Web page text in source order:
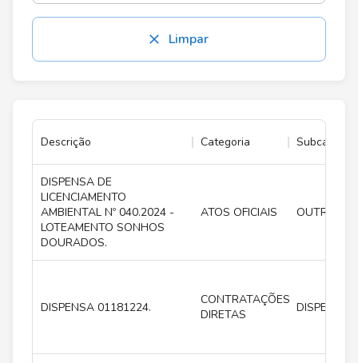
Limpar
Descrição Categoria
DISPENSA DE
LICENCIAMENTO
AMBIENTAL Nº 040.2024 -
LOTEAMENTO SONHOS
DOURADOS.
ATOS OFICIAIS OUTROS
DISPENSA 01181224.
CONTRATAÇÕES
DIRETAS
DISPENSA